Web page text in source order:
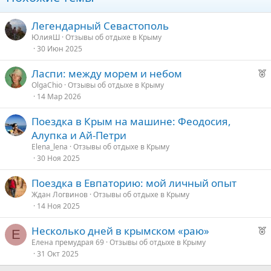
Легендарный Севастополь
ЮлияШ Отзывы об отдыхе в Крыму
30 Июн 2025
Р
о
у
й
Ласпи: между морем и небом
OlgaChio Отзывы об отдыхе в Крыму
14 Мар 2026
Поездка в Крым на машине: Феодосия,
Алупка и Ай-Петри
Elena_lena Отзывы об отдыхе в Крыму
30 Ноя 2025
Поездка в Евпаторию: мой личный опыт
Ждан Логвинов Отзывы об отдыхе в Крыму
14 Ноя 2025
Е
Р
о
Несколько дней в крымском «раю»
Елена премудрая 69 Отзывы об отдыхе в Крыму
31 Окт 2025